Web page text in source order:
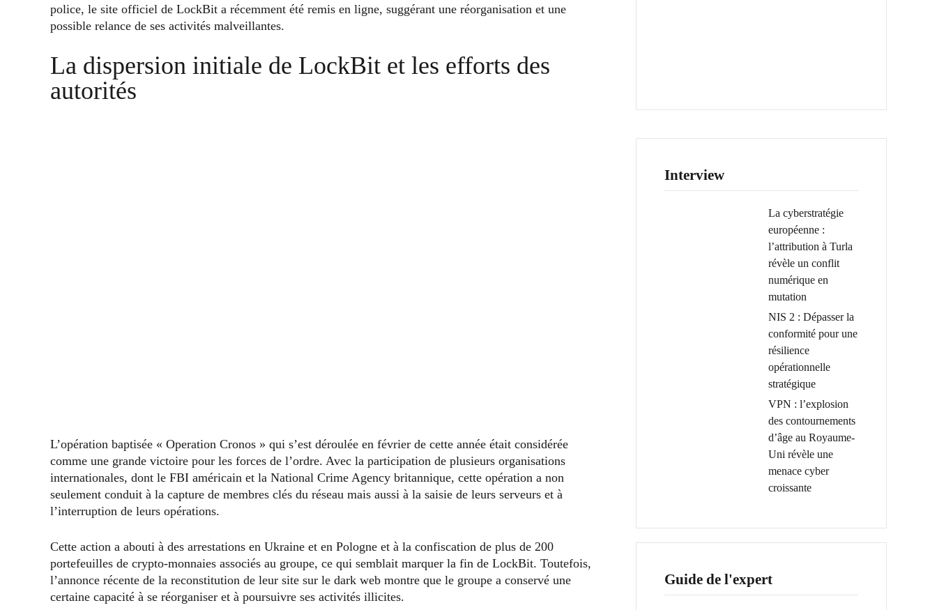
police, le site officiel de LockBit a récemment été remis en ligne, suggérant une réorganisation et une
possible relance de ses activités malveillantes.
La dispersion initiale de LockBit et les efforts des
autorités
L’opération baptisée « Operation Cronos » qui s’est déroulée en février de cette année était considérée
comme une grande victoire pour les forces de l’ordre. Avec la participation de plusieurs organisations
internationales, dont le FBI américain et la National Crime Agency britannique, cette opération a non
seulement conduit à la capture de membres clés du réseau mais aussi à la saisie de leurs serveurs et à
l’interruption de leurs opérations.
Cette action a abouti à des arrestations en Ukraine et en Pologne et à la confiscation de plus de 200
portefeuilles de crypto-monnaies associés au groupe, ce qui semblait marquer la fin de LockBit. Toutefois,
l’annonce récente de la reconstitution de leur site sur le dark web montre que le groupe a conservé une
certaine capacité à se réorganiser et à poursuivre ses activités illicites.
Interview
La cyberstratégie
européenne :
l’attribution à Turla
révèle un conflit
numérique en
mutation
NIS 2 : Dépasser la
conformité pour une
résilience
opérationnelle
stratégique
VPN : l’explosion
des contournements
d’âge au Royaume-
Uni révèle une
menace cyber
croissante
Guide de l'expert